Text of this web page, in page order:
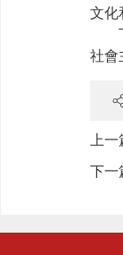
文化
下
社會
上一
下一